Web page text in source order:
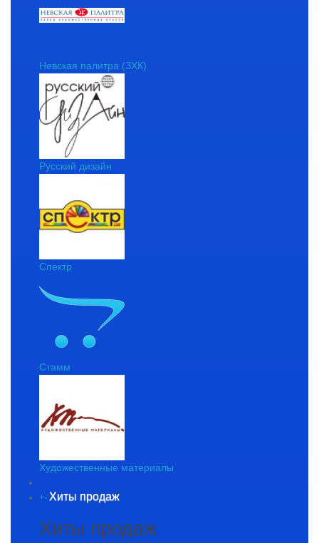
Невская палитра (ЗХК)
Русский дизайн
Спектр
Стамм
Художественные материалы
+- Хиты продаж
Хиты продаж